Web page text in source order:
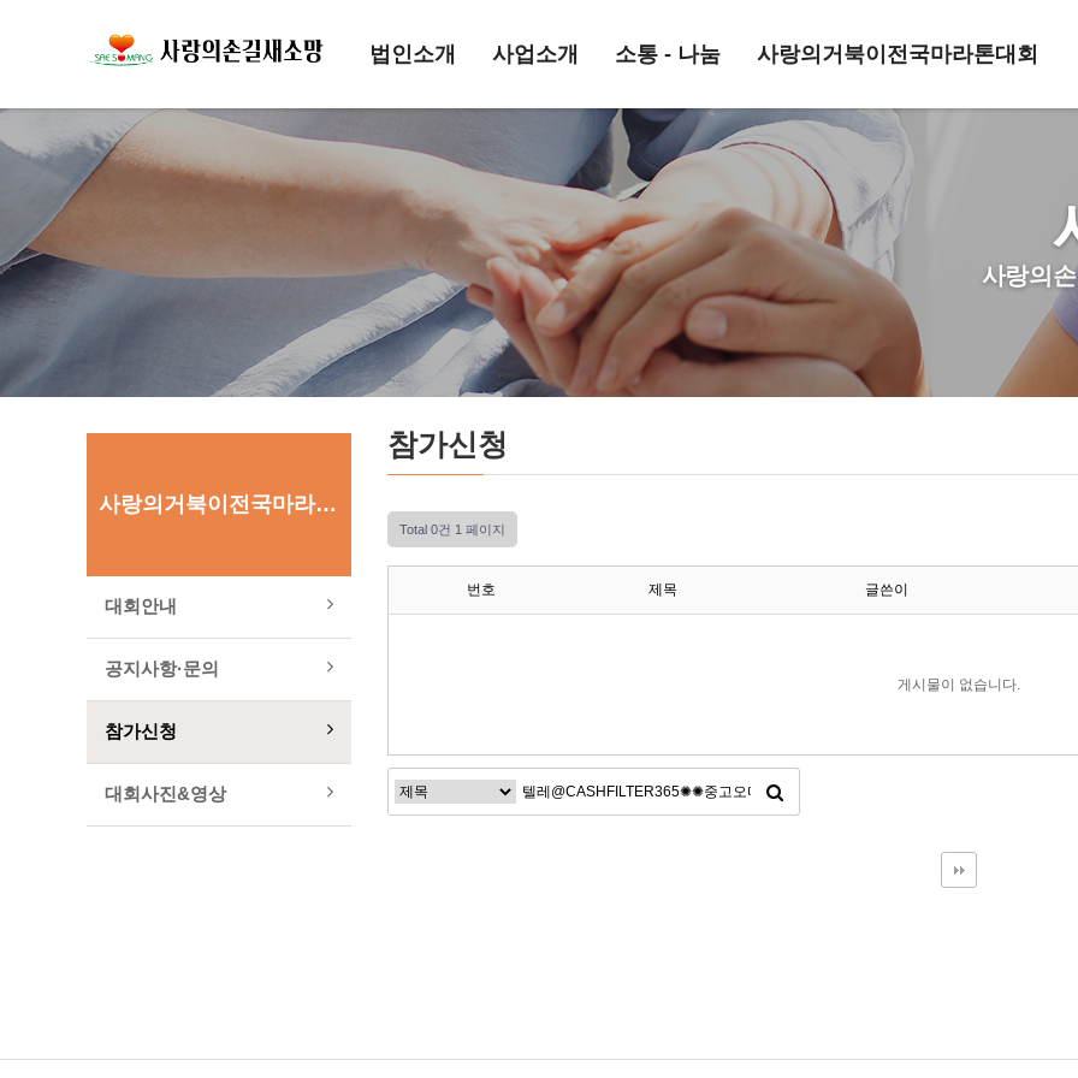
법인소개 사업소개 소통 - 나눔 사랑의거북이전국마라톤대회
사랑의
사랑의거북이전국마라톤대회
대회안내
공지사항·문의
참가신청
대회사진&영상
참가신청
Total 0건 1 페이지
번호 제목 글쓴이
게시물이 없습니다.